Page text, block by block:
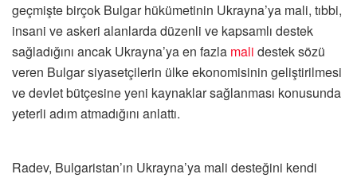
geçmişte birçok Bulgar hükümetinin Ukrayna’ya mali, tıbbi,
insani ve askeri alanlarda düzenli ve kapsamlı destek
sağladığını ancak Ukrayna’ya en fazla mali destek sözü
veren Bulgar siyasetçilerin ülke ekonomisinin geliştirilmesi
ve devlet bütçesine yeni kaynaklar sağlanması konusunda
yeterli adım atmadığını anlattı.
Radev, Bulgaristan’ın Ukrayna’ya mali desteğini kendi